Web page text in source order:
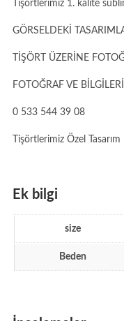
Tişörtlerimiz 1. kalite
GÖRSELDEKİ
TİŞÖRT ÜZERİNE
FOTOĞRAF VE
0 533 544 39 08
Tişörtlerimiz Özel
Ek bilgi
size
Beden